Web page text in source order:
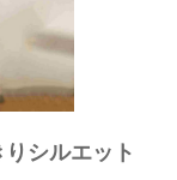
シルエット